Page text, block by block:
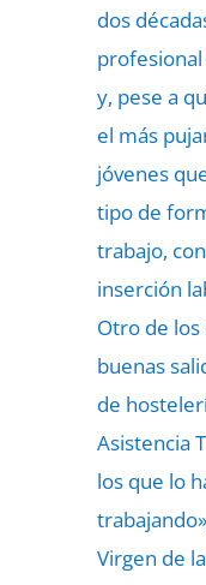
dos
y, pese a
el más
jóvenes
tipo de
trabajo,
inserción
Otro de
buenas
de
Asistencia
los que lo
Virgen de